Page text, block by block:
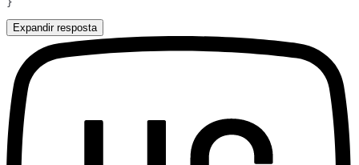
Expandir resposta